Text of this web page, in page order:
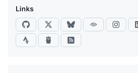
Links